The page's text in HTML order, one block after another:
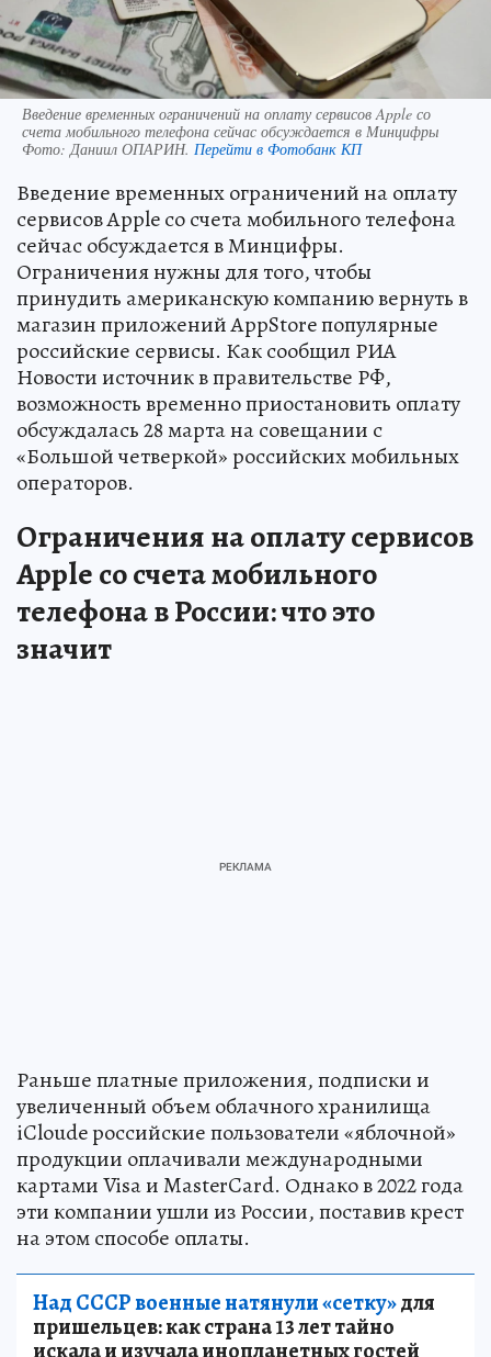
Введение временных ограничений на оплату сервисов Apple со
счета мобильного телефона сейчас обсуждается в Минцифры
Фото: Даниил ОПАРИН. Перейти в Фотобанк КП
Введение временных ограничений на оплату
сервисов Apple со счета мобильного телефона
сейчас обсуждается в Минцифры.
Ограничения нужны для того, чтобы
принудить американскую компанию вернуть в
магазин приложений AppStore популярные
российские сервисы. Как сообщил РИА
Новости источник в правительстве РФ,
возможность временно приостановить оплату
обсуждалась 28 марта на совещании с
«Большой четверкой» российских мобильных
операторов.
Ограничения на оплату сервисов
Apple со счета мобильного
телефона в России: что это
значит
Раньше платные приложения, подписки и
увеличенный объем облачного хранилища
iCloude российские пользователи «яблочной»
продукции оплачивали международными
картами Visa и MasterCard. Однако в 2022 года
эти компании ушли из России, поставив крест
на этом способе оплаты.
Над СССР военные натянули «сетку»для
пришельцев: как страна 13 лет тайно
искала и изучала инопланетных гостей